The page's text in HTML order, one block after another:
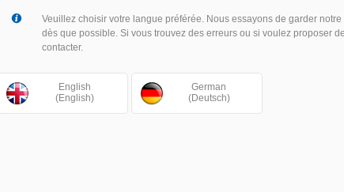
Veuillez choisir votre langue préférée. Nous essayons de garder
dès que possible. Si vous trouvez des erreurs ou si voulez proposer
contacter.
English
(English)
German
(Deutsch)